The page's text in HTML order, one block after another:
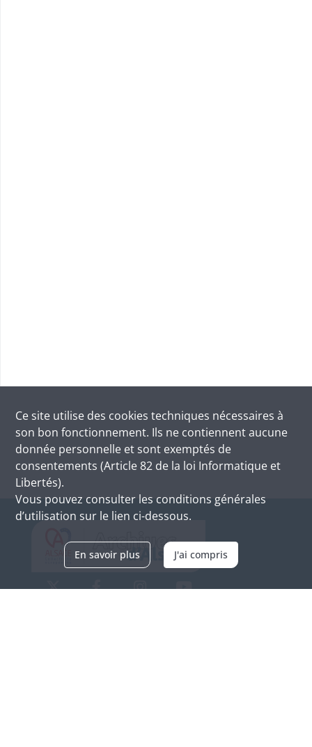
Ce site utilise des cookies techniques nécessaires à
son bon fonctionnement. Ils ne contiennent aucune
donnée personnelle et sont exemptés de
consentements (Article 82 de la loi Informatique et
Libertés).
Vous pouvez consulter les conditions générales
d’utilisation sur le lien ci-dessous.
En savoir plus J'ai compris